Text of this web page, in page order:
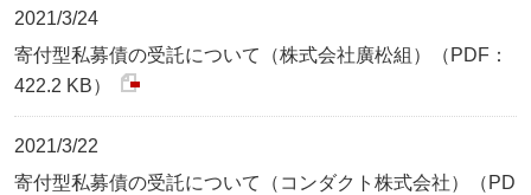
2021/3/24
寄付型私募債の受託について（株式会社廣松組）（PDF：
422.2 KB）
2021/3/22
寄付型私募債の受託について（コンダクト株式会社）（PD